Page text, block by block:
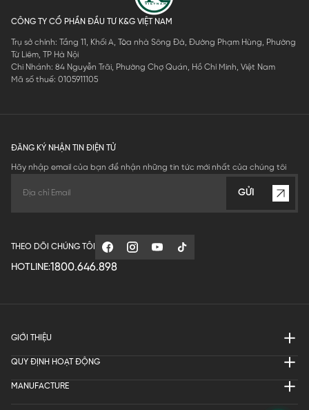
CÔNG TY CỔ PHẦN ĐẦU TƯ K&G VIỆT NAM
Trụ sở chính: Tầng 11, Khối A, Tòa nhà Sông Đà, Đường Phạm Hùng, Phường
Từ Liêm, TP Hà Nội
Chi Nhánh: 84 Nguyễn Trãi, Phường Chợ Quán, Hồ Chí Minh, Việt Nam
Mã số thuế: 0105911105
ĐĂNG KÝ NHẬN TIN ĐIỆN TỬ
Hãy nhập email của bạn để nhận những tin tức mới nhất của chúng tôi
GỬI
THEO DÕI CHÚNG TÔI
HOTLINE:1800.646.898
GIỚI THIỆU
QUY ĐỊNH HOẠT ĐỘNG
MANUFACTURE